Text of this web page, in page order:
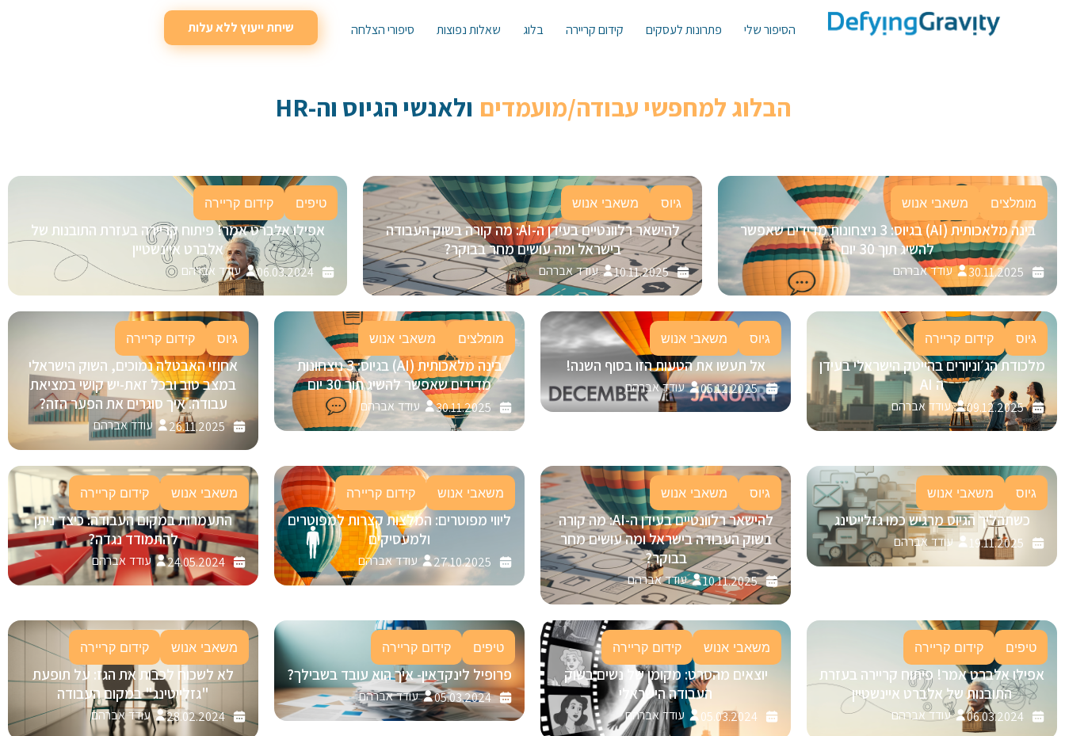
הסיפור שלי פתרונות לעסקים קידום קריירה בלוג שאלות נפוצות סיפורי הצלחה שיחת ייעוץ ללא עלות
הבלוג למחפשי עבודה/מועמדים ולאנשי הגיוס וה-HR
מומלצים משאבי אנוש
בינה מלאכותית (AI) בגיוס: 3 ניצחונות מדידים שאפשר
להשיג תוך 30 יום
30.11.2025 עודד אברהם
גיוס משאבי אנוש
להישאר רלוונטיים בעידן ה-AI: מה קורה בשוק העבודה
בישראל ומה עושים מחר בבוקר?
10.11.2025 עודד אברהם
טיפים קידום קריירה
אפילו אלברט אמר! פיתוח קריירה בעזרת התובנות של
אלברט איינשטיין
06.03.2024 עודד אברהם
גיוס קידום קריירה
מלכודת הג׳וניורים בהייטק הישראלי בעידן
ה AI
09.12.2025 עודד אברהם
גיוס משאבי אנוש
אל תעשו את הטעות הזו בסוף השנה!
05.12.2025 עודד אברהם
מומלצים משאבי אנוש
בינה מלאכותית (AI) בגיוס: 3 ניצחונות
מדידים שאפשר להשיג תוך 30 יום
30.11.2025 עודד אברהם
גיוס קידום קריירה
אחוזי האבטלה נמוכים, השוק הישראלי
במצב טוב ובכל זאת-יש קושי במציאת
עבודה. איך סוגרים את הפער הזה?
26.11.2025 עודד אברהם
גיוס משאבי אנוש
כשתהליך הגיוס מרגיש כמו גזלייטינג
19.11.2025 עודד אברהם
גיוס משאבי אנוש
להישאר רלוונטיים בעידן ה-AI: מה קורה
בשוק העבודה בישראל ומה עושים מחר
בבוקר?
10.11.2025 עודד אברהם
משאבי אנוש קידום קריירה
ליווי מפוטרים: המלצות קצרות למפוטרים
ולמעסיקים
27.10.2025 עודד אברהם
משאבי אנוש קידום קריירה
התעמרות במקום העבודה: כיצד ניתן
להתמודד נגדה?
24.05.2024 עודד אברהם
טיפים קידום קריירה
אפילו אלברט אמר! פיתוח קריירה בעזרת
התובנות של אלברט איינשטיין
06.03.2024 עודד אברהם
משאבי אנוש קידום קריירה
יוצאים מהסרט: מקומן של נשים בשוק
העבודה הישראלי
05.03.2024 עודד אברהם
טיפים קידום קריירה
פרופיל לינקדאין- איך הוא עובד בשבילך?
05.03.2024 עודד אברהם
משאבי אנוש קידום קריירה
לא לשכוח לכבות את הגז: על תופעת
"גזלייטינג" במקום העבודה
28.02.2024 עודד אברהם